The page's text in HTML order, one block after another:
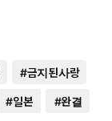
#금지된사랑
#일본 #완결